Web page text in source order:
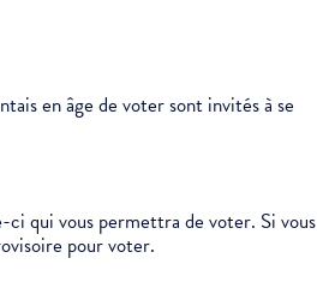
en âge de voter sont invités à se
ci qui vous permettra de voter. Si vous
pour voter.